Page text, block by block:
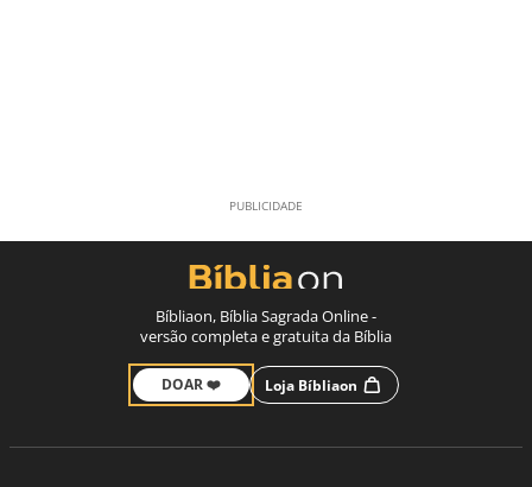
Bíbliaon, Bíblia Sagrada Online -
versão completa e gratuita da Bíblia
DOAR ❤️ Loja Bíbliaon